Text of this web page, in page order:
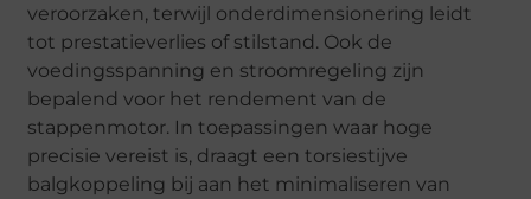
veroorzaken, terwijl onderdimensionering leidt
tot prestatieverlies of stilstand. Ook de
voedingsspanning en stroomregeling zijn
bepalend voor het rendement van de
stappenmotor. In toepassingen waar hoge
precisie vereist is, draagt een torsiestijve
balgkoppeling bij aan het minimaliseren van